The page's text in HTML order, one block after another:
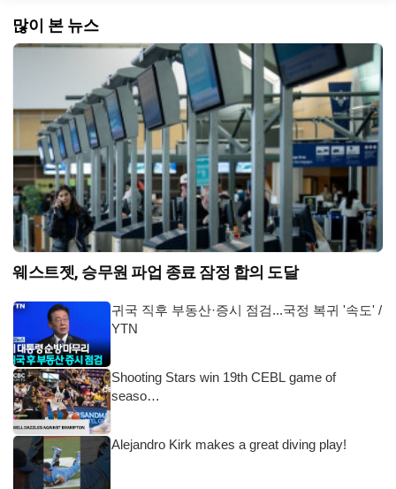
많이 본 뉴스
웨스트젯, 승무원 파업 종료 잠정 합의 도달
귀국 직후 부동산·증시 점검...국정 복귀 '속도' /
YTN
Shooting Stars win 19th CEBL game of
seaso…
Alejandro Kirk makes a great diving play!